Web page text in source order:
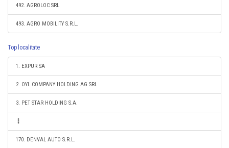
492. AGROLOC SRL
493. AGRO MOBILITY S.R.L.
Top localitate
1. EXPUR SA
2. OYL COMPANY HOLDING AG SRL
3. PET STAR HOLDING S.A.
170. DENVAL AUTO S.R.L.